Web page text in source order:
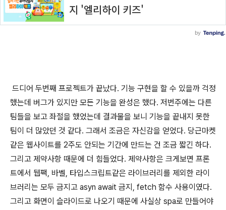
드디어 두번째 프로젝트가 끝났다. 기능 구현을 할 수 있을까 걱정
했는데 버그가 있지만 모든 기능을 완성은 했다. 저번주에는 다른
팀들을 보고 좌절을 했었는데 결과물을 보니 기능을 끝내지 못한
팀이 더 많았던 것 같다. 그래서 조금은 자신감을 얻었다. 당근마켓
같은 웹사이트를 2주도 안되는 기간에 만드는 건 조금 짧긴 하다.
그리고 제약사항 때문에 더 힘들었다. 제약사항은 크게보면 프론
트에서 뒙팩, 바벨, 타입스크립트같은 라이브러리를 제외한 라이
브러리는 모두 금지고 asyn await 금지, fetch 함수 사용이였다.
그리고 화면이 슬라이드로 나오기 때문에 사실상 spa로 만들어야